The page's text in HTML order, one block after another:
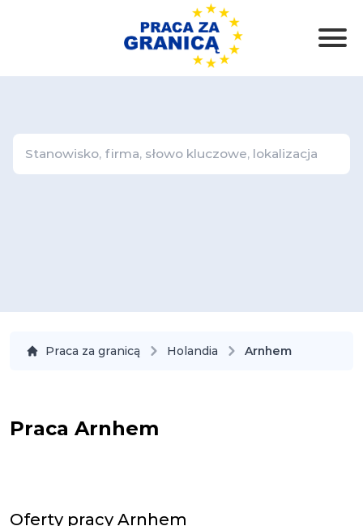
Praca za granicą Holandia Arnhem
Praca Arnhem
Oferty pracy Arnhem